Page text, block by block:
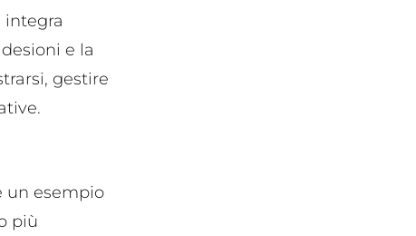
integra
e la
gestire
un esempio
più